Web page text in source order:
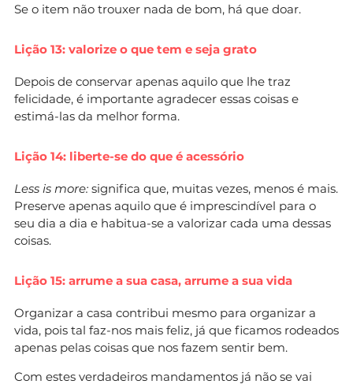
Se o item não trouxer nada de bom, há que doar.
Lição 13: valorize o que tem e seja grato
Depois de conservar apenas aquilo que lhe traz
felicidade, é importante agradecer essas coisas e
estimá-las da melhor forma.
Lição 14: liberte-se do que é acessório
Less is more: significa que, muitas vezes, menos é mais.
Preserve apenas aquilo que é imprescindível para o
seu dia a dia e habitua-se a valorizar cada uma dessas
coisas.
Lição 15: arrume a sua casa, arrume a sua vida
Organizar a casa contribui mesmo para organizar a
vida, pois tal faz-nos mais feliz, já que ficamos rodeados
apenas pelas coisas que nos fazem sentir bem.
Com estes verdadeiros mandamentos já não se vai